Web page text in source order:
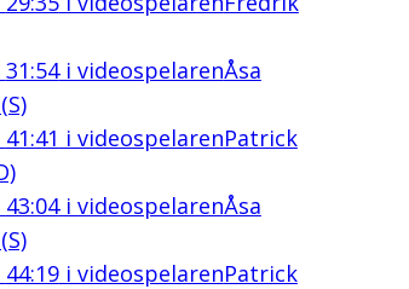
31:54i videospelarenÅsa
41:41 i videospelarenPatrick
43:04i videospelarenÅsa
44:19i videospelarenPatrick